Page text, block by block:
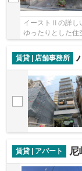
イーストⅡの詳し
ゆったりとした住
賃貸 | 店舗事務所
賃貸 | アパート 尼